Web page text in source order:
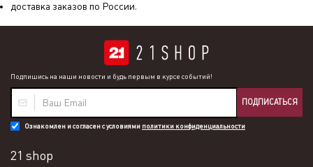
доставка заказов по России.
Подпишись на наши новости и будь первым в курсе событий!
ПОДПИСАТЬСЯ
Ознакомлен и согласен с условиями политики конфиденциальности
21 shop